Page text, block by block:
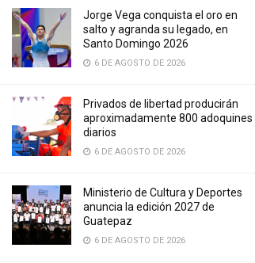
Jorge Vega conquista el oro en
salto y agranda su legado, en
Santo Domingo 2026
6 DE AGOSTO DE 2026
Privados de libertad producirán
aproximadamente 800 adoquines
diarios
6 DE AGOSTO DE 2026
Ministerio de Cultura y Deportes
anuncia la edición 2027 de
Guatepaz
6 DE AGOSTO DE 2026